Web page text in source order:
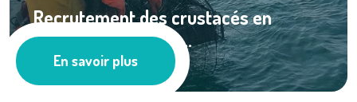
Recrutement des crustacés en
Normandie (Projet ...
Pêche
En savoir plus